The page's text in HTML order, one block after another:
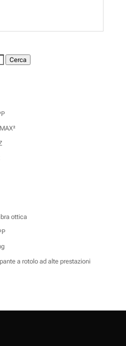
Cerca
ottica
a rotolo ad alte prestazioni